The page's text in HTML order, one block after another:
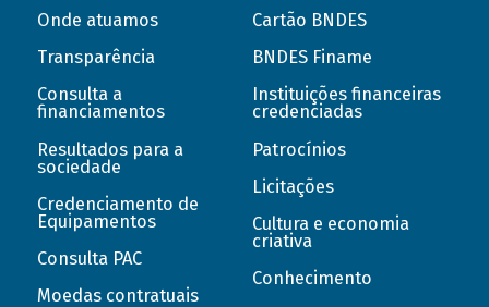
Onde atuamos
Transparência
Consulta a
financiamentos
Resultados para a
sociedade
Credenciamento de
Equipamentos
Consulta PAC
Moedas contratuais
Cartão BNDES
BNDES Finame
Instituições financeiras
credenciadas
Patrocínios
Licitações
Cultura e economia
criativa
Conhecimento